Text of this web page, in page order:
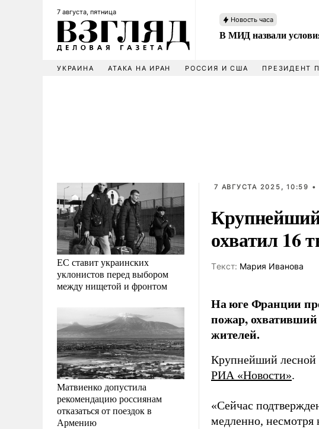
7 августа, пятница
Новость часа
В МИД назвали
УКРАИНА АТАКА НА ИРАН РОССИЯ И США ПРЕЗИДЕНТ
ЕС ставит украинских
уклонистов перед выбором
между нищетой и фронтом
Матвиенко допустила
рекомендацию россиянам
отказаться от поездок в
Армению
7 АВГУСТА 2025, 10:59 •
охватил 16
Tекст: Мария Иванова
На юге Франции
пожар,
жителей.
Крупнейший лесной
РИА «Новости».
«Сейчас
медленно, несмотря